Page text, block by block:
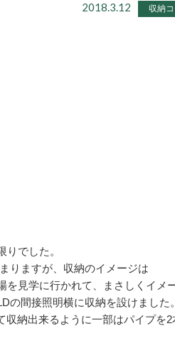
2018.3.12 収納
でした。
りますが、収納のイメージは
を見学に行かれて、まさしくイメ
の間接照明横に収納を設けました。
納出来るように一部はパイプを2